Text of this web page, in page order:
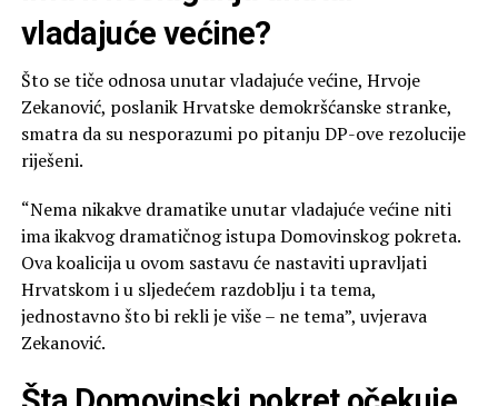
vladajuće većine?
Što se tiče odnosa unutar vladajuće većine, Hrvoje
Zekanović, poslanik Hrvatske demokršćanske stranke,
smatra da su nesporazumi po pitanju DP-ove rezolucije
riješeni.
“Nema nikakve dramatike unutar vladajuće većine niti
ima ikakvog dramatičnog istupa Domovinskog pokreta.
Ova koalicija u ovom sastavu će nastaviti upravljati
Hrvatskom i u sljedećem razdoblju i ta tema,
jednostavno što bi rekli je više – ne tema”, uvjerava
Zekanović.